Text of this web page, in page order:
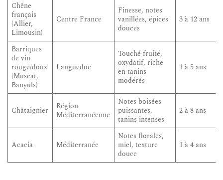
Chêne
français
(Allier,
Limousin)
Centre France
Finesse, notes
vanillées, épices
douces
3 à 12 ans
Barriques
de vin
rouge/doux
(Muscat,
Banyuls)
Languedoc
Touché fruité,
oxydatif, riche
en tanins
modérés
1 à 5 ans
Châtaignier
Région
Méditerranéenne
Notes boisées
puissantes,
tanins intenses
2 à 8 ans
Acacia Méditerranée
Notes florales,
miel, texture
douce
1 à 4 ans